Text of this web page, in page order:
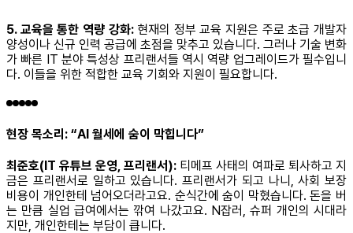
5. 교육을 통한 역량 강화:현재의 정부 교육 지원은 주로 초급 개발자
양성이나 신규 인력 공급에 초점을 맞추고 있습니다. 그러나 기술 변화
가 빠른 IT 분야 특성상 프리랜서들 역시 역량 업그레이드가 필수입니
다. 이들을 위한 적합한 교육 기회와 지원이 필요합니다.
현장 목소리: “AI 월세에 숨이 막힙니다”
최준호(IT 유튜브 운영, 프리랜서): 티메프 사태의 여파로 퇴사하고 지
금은 프리랜서로 일하고 있습니다. 프리랜서가 되고 나니, 사회 보장
비용이 개인한테 넘어오더라고요. 순식간에 숨이 막혔습니다. 돈을 버
는 만큼 실업 급여에서는 깎여 나갔고요. N잡러, 슈퍼 개인의 시대라
지만, 개인한테는 부담이 큽니다.